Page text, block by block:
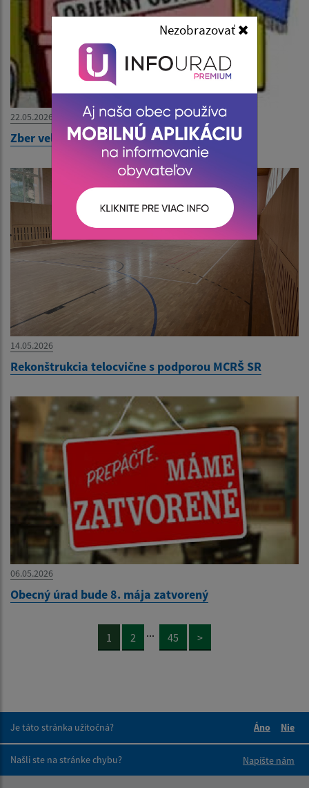
Nezobrazovať
22.05.2026
Zber veľkoobjemového odpadu od 27.5.2026
14.05.2026
Rekonštrukcia telocvične s podporou MCRŠ SR
06.05.2026
Obecný úrad bude 8. mája zatvorený
1 2 ... 45 >
Je táto stránka užitočná?
Áno
Nie
Našli ste na stránke chybu?
Napíšte nám